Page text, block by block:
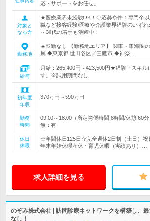
応・サポートをお任せ。
対象と
なる方
★医療業界未経験OK！◇応募条件：専門卒
職など接客経験/医療や介護業界経験のいず
～30代の若手も活躍中！
勤務地
★転勤なし 【勤務地エリア】 関東・東海圏
属 ◆東京都 世田谷区／三鷹市 ◆神奈…
給与
月給：265,400円～423,500円★経験・スキル
す。※試用期間なし
初年度
年収
370万円～590万円
勤務
時間
09:00～18:00（所定労働時間:8時間/休憩:60
無：有
休日
休暇
☆年間休日125日☆完全週休2日制（土日）祝
年末年始休暇産休・育児休暇（実績あり）…
求人詳細を見る
のぞみ株式会社 | 訪問診療ネットワークを構築し、
なし！